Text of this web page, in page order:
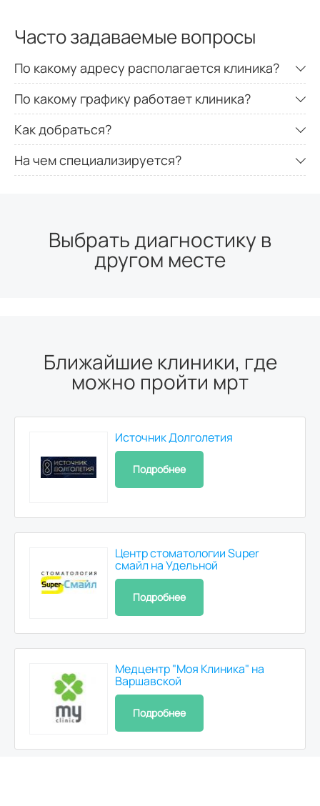
Часто задаваемые вопросы
По какому адресу располагается клиника?
По какому графику работает клиника?
Как добраться?
На чем специализируется?
Выбрать диагностику в
другом месте
Ближайшие клиники, где
можно пройти мрт
Источник Долголетия
Подробнее
Центр стоматологии Super
смайл на Удельной
Подробнее
Медцентр "Моя Клиника" на
Варшавской
Подробнее